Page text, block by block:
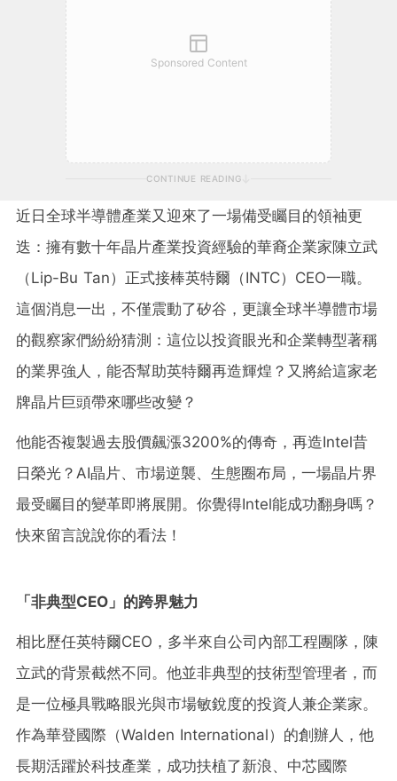
Sponsored Content
CONTINUE READING
近日全球半導體產業又迎來了一場備受矚目的領袖更
迭：擁有數十年晶片產業投資經驗的華裔企業家陳立武
（Lip-Bu Tan）正式接棒英特爾（INTC）CEO一職。
這個消息一出，不僅震動了矽谷，更讓全球半導體市場
的觀察家們紛紛猜測：這位以投資眼光和企業轉型著稱
的業界強人，能否幫助英特爾再造輝煌？又將給這家老
牌晶片巨頭帶來哪些改變？
他能否複製過去股價飆漲3200%的傳奇，再造Intel昔
日榮光？AI晶片、市場逆襲、生態圈布局，一場晶片界
最受矚目的變革即將展開。你覺得Intel能成功翻身嗎？
快來留言說說你的看法！
「非典型CEO」的跨界魅力
相比歷任英特爾CEO，多半來自公司內部工程團隊，陳
立武的背景截然不同。他並非典型的技術型管理者，而
是一位極具戰略眼光與市場敏銳度的投資人兼企業家。
作為華登國際（Walden International）的創辦人，他
長期活躍於科技產業，成功扶植了新浪、中芯國際